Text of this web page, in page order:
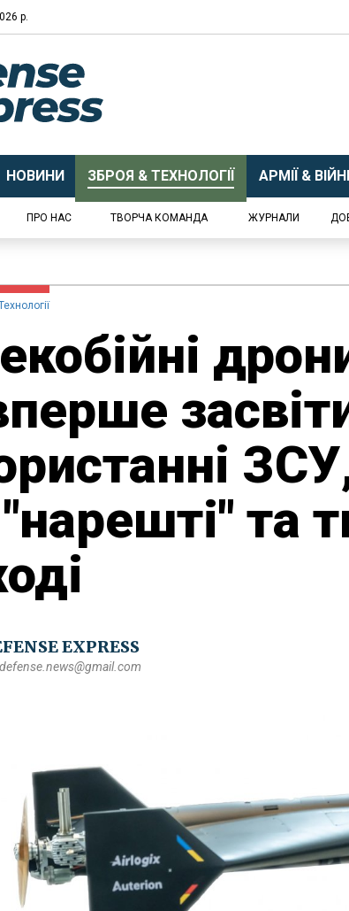
р.
НОВИНИ ЗБРОЯ & ТЕХНОЛОГІЇ АРМІЇ &
ПРО НАС ТВОРЧА КОМАНДА ЖУРНАЛИ
та
EXPRESS